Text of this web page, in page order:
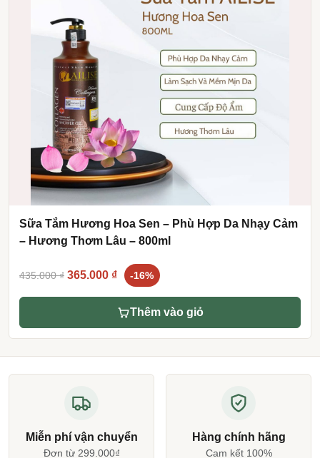
Sữa Tắm Hương Hoa Sen – Phù Hợp Da Nhạy Cảm
– Hương Thơm Lâu – 800ml
435.000₫ Original
365.000 ₫Current
price
is:
-16%
Thêm vào giỏ
Miễn phí vận chuyển
Đơn từ 299.000₫
Hàng chính hãng
Cam kết 100%